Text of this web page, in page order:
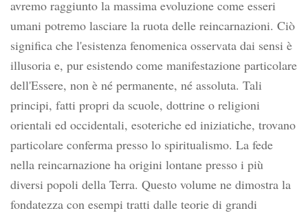
avremo raggiunto la massima evoluzione come esseri
umani potremo lasciare la ruota delle reincarnazioni. Ciò
significa che l'esistenza fenomenica osservata dai sensi è
illusoria e, pur esistendo come manifestazione particolare
dell'Essere, non è né permanente, né assoluta. Tali
principi, fatti propri da scuole, dottrine o religioni
orientali ed occidentali, esoteriche ed iniziatiche, trovano
particolare conferma presso lo spiritualismo. La fede
nella reincarnazione ha origini lontane presso i più
diversi popoli della Terra. Questo volume ne dimostra la
fondatezza con esempi tratti dalle teorie di grandi